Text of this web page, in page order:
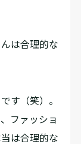
は合理的な
す（笑）。
ファッショ
は合理的な